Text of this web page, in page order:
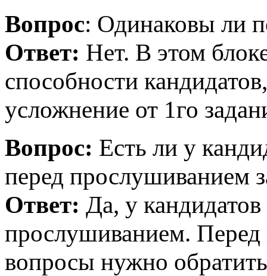
Вопрос: Одинаковы ли
Ответ: Нет. В этом
способности
усложнение от 1го
Вопрос: Есть ли у
перед прослушиванием
Ответ: Да, у
прослушиванием. Перед
вопросы нужно